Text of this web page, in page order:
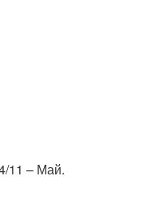
11 – Май.